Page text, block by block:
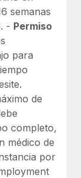
semanas
- Permiso
para
de
completo,
médico de
por